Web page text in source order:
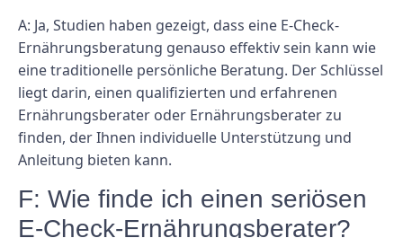
A: Ja, Studien haben gezeigt, dass eine E-Check-
Ernährungsberatung genauso effektiv sein kann wie
eine traditionelle persönliche Beratung. Der Schlüssel
liegt darin, einen qualifizierten und erfahrenen
Ernährungsberater oder Ernährungsberater zu
finden, der Ihnen individuelle Unterstützung und
Anleitung bieten kann.
F: Wie finde ich einen seriösen
E-Check-Ernährungsberater?